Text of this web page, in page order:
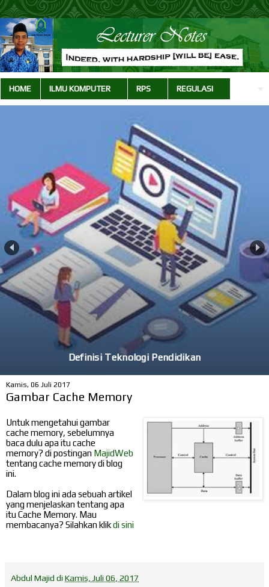
HOME ILMU KOMPUTER RPS REGULASI
Definisi Teknologi Pendidikan
Kamis, 06 Juli 2017
Gambar Cache Memory
Untuk mengetahui gambar
cache memory, sebelumnya
baca dulu apa itu cache
memory? di postingan MajidWeb
tentang cache memory di blog
ini.
Dalam blog ini ada sebuah artikel
yang menjelaskan tentang apa
itu Cache Memory. Mau
membacanya? Silahkan klikdi sini
Abdul Majid di Kamis, Juli 06, 2017